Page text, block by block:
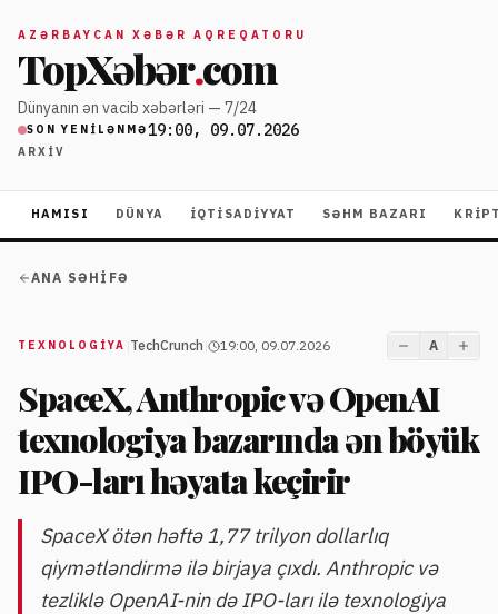
AZƏRBAYCAN XƏBƏR AQREQATORU
TopXəbər.com
Dünyanın ən vacib xəbərləri — 7/24
SON YENILƏNMƏ19:00, 09.07.2026
ARXIV
HAMISI DÜNYA İQTISADIYYAT SƏHM BAZARI
ANA SƏHIFƏ
TEXNOLOGIYA TechCrunch 19:00, 09.07.2026 A
SpaceX, Anthropic və OpenAI
texnologiya bazarında ən böyük
IPO-ları həyata keçirir
SpaceX ötən həftə 1,77 trilyon dollarlıq
qiymətləndirmə ilə birjaya çıxdı. Anthropic və
tezliklə OpenAI-nin də IPO-ları ilə texnologiya